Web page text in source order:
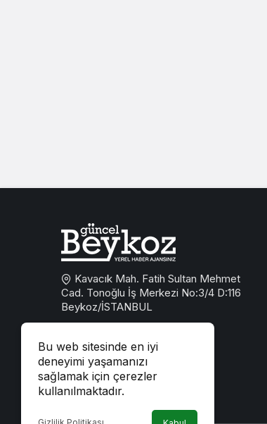
Bu web sitesinde en iyi
deneyimi yaşamanızı
sağlamak için çerezler
kullanılmaktadır.
Kavacık Mah. Fatih Sultan Mehmet
Cad. Tonoğlu İş Merkezi No:3/4 D:116
Beykoz/İSTANBUL
beykozguncel@gmail.com
iletisim@beykozguncel.com